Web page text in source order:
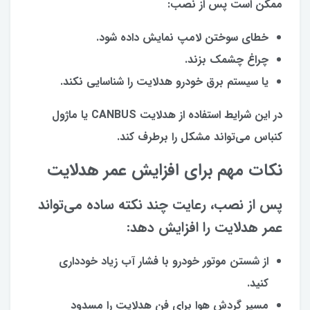
ممکن است پس از نصب:
خطای سوختن لامپ نمایش داده شود.
چراغ چشمک بزند.
یا سیستم برق خودرو هدلایت را شناسایی نکند.
در این شرایط استفاده از هدلایت CANBUS یا ماژول
کنباس می‌تواند مشکل را برطرف کند.
نکات مهم برای افزایش عمر هدلایت
پس از نصب، رعایت چند نکته ساده می‌تواند
عمر هدلایت را افزایش دهد:
از شستن موتور خودرو با فشار آب زیاد خودداری
کنید.
مسیر گردش هوا برای فن هدلایت را مسدود